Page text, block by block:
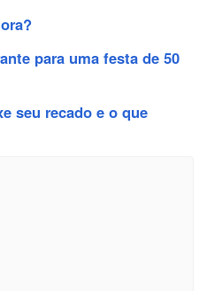
para uma festa de 50
seu recado e o que